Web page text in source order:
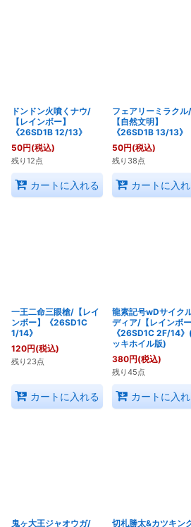
ドンドン火噴くナウ/
【レインボー】
《26SD1B 12/13》
50円(税込)
残り12点
カートに入れる
フェアリーミラクル/
【自然文明】
《26SD1B 13/13》
50円(税込)
残り38点
カートに入
一王二命三眼槍/【レイ
ンボー】《26SD1C
1/14》
120円(税込)
残り23点
カートに入れる
龍素記号wDサイク
ディア/【レインボー
《26SD1C 2F/14
ッキホイル版)
380円(税込)
残り45点
カートに入
鬼ヶ大王ジャオウガ/
切札勝太&カツキン